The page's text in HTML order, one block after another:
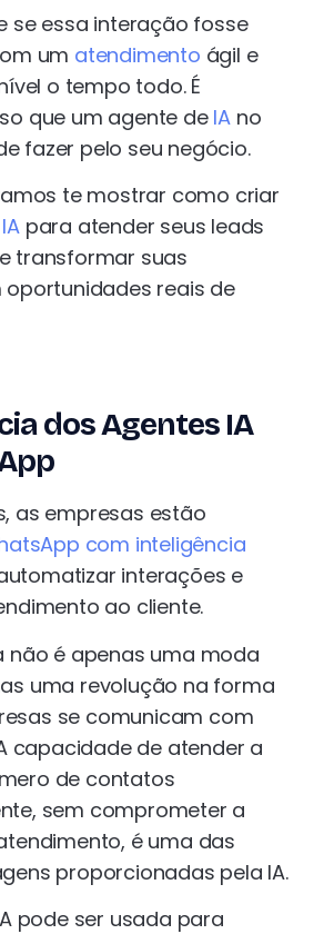
se essa interação fosse
um atendimento ágil e
o tempo todo. É
que um agente de IA no
fazer pelo seu negócio.
te mostrar como criar
para atender seus leads
transformar suas
reais de
dos Agentes IA
as empresas estão
com inteligência
interações e
ao cliente.
não é apenas uma moda
uma revolução na forma
se comunicam com
capacidade de atender a
de contatos
sem comprometer a
é uma das
proporcionadas pela IA.
pode ser usada para